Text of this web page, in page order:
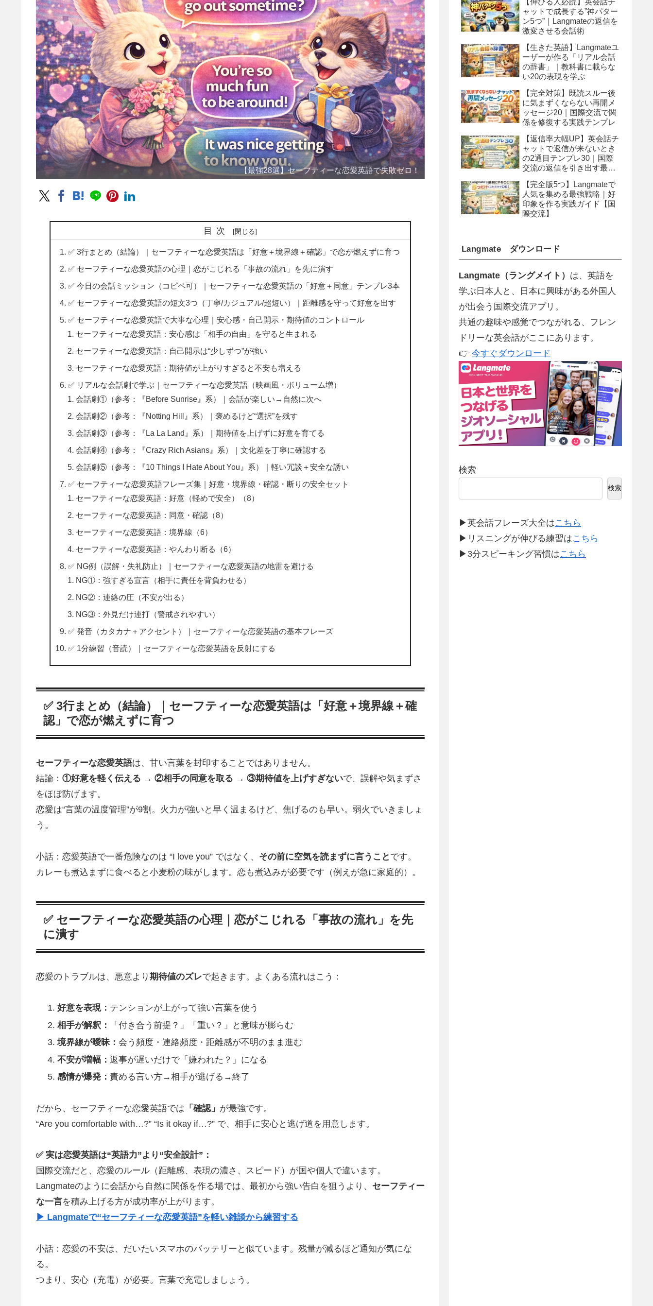
【最強28選】セーフティーな恋愛英語で失敗ゼロ！
目次
✅ 3行まとめ（結論）｜セーフティーな恋愛英語は「好意＋境界線＋確認」で恋が燃えずに育つ
✅ セーフティーな恋愛英語の心理｜恋がこじれる「事故の流れ」を先に潰す
✅ 今日の会話ミッション（コピペ可）｜セーフティーな恋愛英語の「好意＋同意」テンプレ3本
✅ セーフティーな恋愛英語の短文3つ（丁寧/カジュアル/超短い）｜距離感を守って好意を出す
✅ セーフティーな恋愛英語で大事な心理｜安心感・自己開示・期待値のコントロール
セーフティーな恋愛英語：安心感は「相手の自由」を守ると生まれる
セーフティーな恋愛英語：自己開示は“少しずつ”が強い
セーフティーな恋愛英語：期待値が上がりすぎると不安も増える
✅ リアルな会話劇で学ぶ｜セーフティーな恋愛英語（映画風・ボリューム増）
会話劇①（参考：『Before Sunrise』系）｜会話が楽しい→自然に次へ
会話劇②（参考：『Notting Hill』系）｜褒めるけど“選択”を残す
会話劇③（参考：『La La Land』系）｜期待値を上げずに好意を育てる
会話劇④（参考：『Crazy Rich Asians』系）｜文化差を丁寧に確認する
会話劇⑤（参考：『10 Things I Hate About You』系）｜軽い冗談＋安全な誘い
✅ セーフティーな恋愛英語フレーズ集｜好意・境界線・確認・断りの安全セット
セーフティーな恋愛英語：好意（軽めで安全）（8）
セーフティーな恋愛英語：同意・確認（8）
セーフティーな恋愛英語：境界線（6）
セーフティーな恋愛英語：やんわり断る（6）
✅ NG例（誤解・失礼防止）｜セーフティーな恋愛英語の地雷を避ける
NG①：強すぎる宣言（相手に責任を背負わせる）
NG②：連絡の圧（不安が出る）
NG③：外見だけ連打（警戒されやすい）
✅ 発音（カタカナ＋アクセント）｜セーフティーな恋愛英語の基本フレーズ
✅ 1分練習（音読）｜セーフティーな恋愛英語を反射にする
✅ 3行まとめ（結論）｜セーフティーな恋愛英語は「好意＋境界線＋確
認」で恋が燃えずに育つ
セーフティーな恋愛英語は、甘い言葉を封印することではありません。
結論： ①好意を軽く伝える → ②相手の同意を取る → ③期待値を上げすぎないで、誤解や気まずさ
をほぼ防げます。
恋愛は“言葉の温度管理”が9割。火力が強いと早く温まるけど、焦げるのも早い。弱火でいきましょ
う。
小話：恋愛英語で一番危険なのは “I love you” ではなく、 その前に空気を読まずに言うこと です。
カレーも煮込まずに食べると小麦粉の味がします。恋も煮込みが必要です（例えが急に家庭的）。
✅ セーフティーな恋愛英語の心理｜恋がこじれる「事故の流れ」を先
に潰す
恋愛のトラブルは、悪意より 期待値のズレで起きます。よくある流れはこう：
好意を表現： テンションが上がって強い言葉を使う
相手が解釈：
「付き合う前提？」「重い？」と意味が膨らむ
境界線が曖昧： 会う頻度・連絡頻度・距離感が不明のまま進む
不安が増幅： 返事が遅いだけで「嫌われた？」になる
感情が爆発： 責める言い方→相手が逃げる→終了
だから、セーフティーな恋愛英語では 「確認」 が最強です。
“Are you comfortable with…?” “Is it okay if…?” で、相手に安心と逃げ道を用意します。
✅ 実は恋愛英語は“英語力”より“安全設計”：
国際交流だと、恋愛のルール（距離感、表現の濃さ、スピード）が国や個人で違います。
Langmateのように会話から自然に関係を作る場では、最初から強い告白を狙うより、 セーフティー
な一言を積み上げる方が成功率が上がります。
▶ Langmateで“セーフティーな恋愛英語”を軽い雑談から練習する
小話：恋愛の不安は、だいたいスマホのバッテリーと似ています。残量が減るほど通知が気にな
る。
つまり、安心（充電）が必要。言葉で充電しましょう。
【伸びる人必読】英会話チ
ャットで成長する”神パター
ン5つ”｜Langmateの返信を
激変させる会話術
【生きた英語】Langmateユ
ーザーが作る「リアル会話
の辞書」｜教科書に載らな
い20の表現を学ぶ
【完全対策】既読スルー後
に気まずくならない再開メ
ッセージ20｜国際交流で関
係を修復する実践テンプレ
【返信率大幅UP】英会話チ
ャットで返信が来ないとき
の2通目テンプレ30｜国際
交流の返信を引き出す最強
【完全版5つ】Langmateで
人気を集める最強戦略｜好
印象を作る実践ガイド【国
際交流】
Langmate ダウンロード
Langmate（ラングメイト） は、英語を
学ぶ日本人と、日本に興味がある外国人
が出会う国際交流アプリ。
共通の趣味や感覚でつながれる、フレン
ドリーな英会話がここにあります。
👉 今すぐダウンロード
検索
検索
▶英会話フレーズ大全はこちら
▶リスニングが伸びる練習はこちら
▶3分スピーキング習慣はこちら